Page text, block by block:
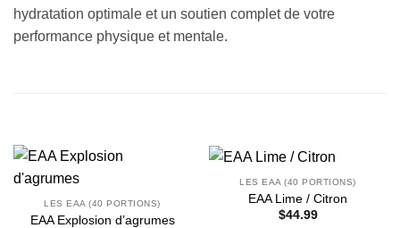
hydratation optimale et un soutien complet de votre
performance physique et mentale.
LES EAA (40 PORTIONS)
EAA Explosion d’agrumes
LES EAA (40 PORTIONS)
EAA Lime / Citron
$44.99